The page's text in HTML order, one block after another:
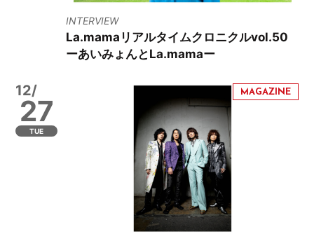
INTERVIEW
La.mamaリアルタイムクロニクルvol.50
ーあいみょんとLa.mamaー
12/
27
TUE